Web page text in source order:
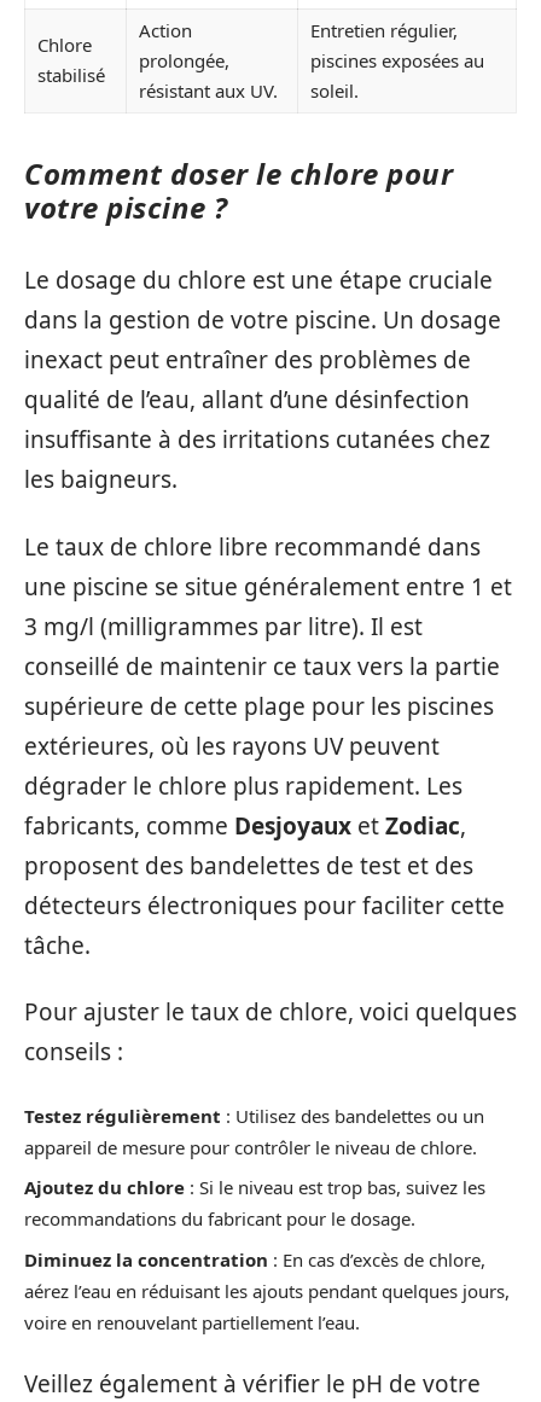
Chlore
stabilisé
Action
prolongée,
résistant aux UV.
Entretien régulier,
piscines exposées au
soleil.
Comment doser le chlore pour
votre piscine ?
Le dosage du chlore est une étape cruciale
dans la gestion de votre piscine. Un dosage
inexact peut entraîner des problèmes de
qualité de l’eau, allant d’une désinfection
insuffisante à des irritations cutanées chez
les baigneurs.
Le taux de chlore libre recommandé dans
une piscine se situe généralement entre 1 et
3 mg/l (milligrammes par litre). Il est
conseillé de maintenir ce taux vers la partie
supérieure de cette plage pour les piscines
extérieures, où les rayons UV peuvent
dégrader le chlore plus rapidement. Les
fabricants, comme Desjoyaux etZodiac,
proposent des bandelettes de test et des
détecteurs électroniques pour faciliter cette
tâche.
Pour ajuster le taux de chlore, voici quelques
conseils :
Testez régulièrement : Utilisez des bandelettes ou un
appareil de mesure pour contrôler le niveau de chlore.
Ajoutez du chlore : Si le niveau est trop bas, suivez les
recommandations du fabricant pour le dosage.
Diminuez la concentration : En cas d’excès de chlore,
aérez l’eau en réduisant les ajouts pendant quelques jours,
voire en renouvelant partiellement l’eau.
Veillez également à vérifier le pH de votre